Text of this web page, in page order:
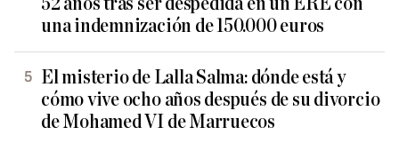
una indemnización de 150.000 euros
El misterio de Lalla Salma: dónde está y
cómo vive ocho años después de su divorcio
de Mohamed VI de Marruecos